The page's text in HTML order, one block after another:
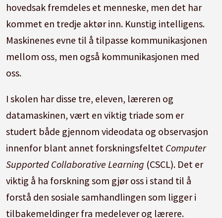
hovedsak fremdeles et menneske, men det har
kommet en tredje aktør inn. Kunstig intelligens.
Maskinenes evne til å tilpasse kommunikasjonen
mellom oss, men også kommunikasjonen med
oss.
I skolen har disse tre, eleven, læreren og
datamaskinen, vært en viktig triade som er
studert både gjennom videodata og observasjon
innenfor blant annet forskningsfeltet Computer
Supported Collaborative Learning (CSCL). Det er
viktig å ha forskning som gjør oss i stand til å
forstå den sosiale samhandlingen som ligger i
tilbakemeldinger fra medelever og lærere.